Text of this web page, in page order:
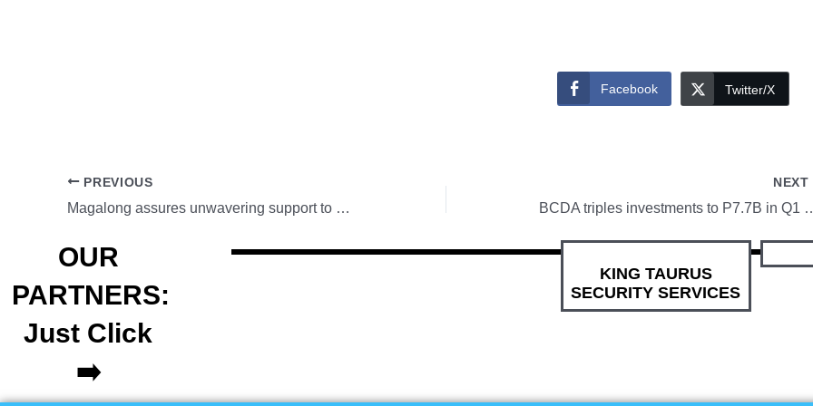
Facebook Twitter/X
PREVIOUS
Magalong assures unwavering support to solo parents
NEXT
BCDA triples
OUR
PARTNERS:
Just Click
➡️
KING TAURUS
SECURITY SERVICES